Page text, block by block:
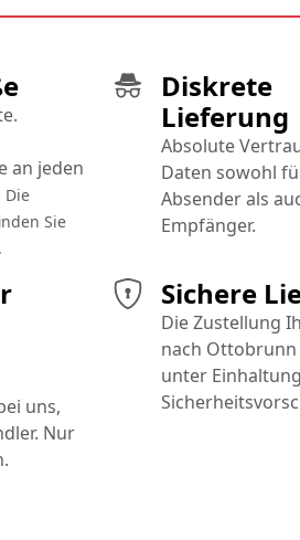
Sichere
Die Zustellung
nach
unter
Diskrete
Lieferung
Absolute
Daten sowohl
Absender als
Empfänger.
uns,
Nur
an jeden
Die
Sie
.